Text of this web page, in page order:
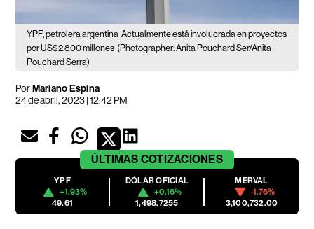
YPF, petrolera argentina Actualmente está involucrada en proyectos
por US$2.800 millones (Photographer: Anita Pouchard Ser/Anita
Pouchard Serra)
PorMariano Espina
24 de abril, 2023 | 12:42 PM
ÚLTIMAS COTIZACIONES
YPF
+1.93%
49.61
DÓLAR OFICIAL
+0.16%
1,498.7255
MERVAL
-1.76%
3,100,732.00